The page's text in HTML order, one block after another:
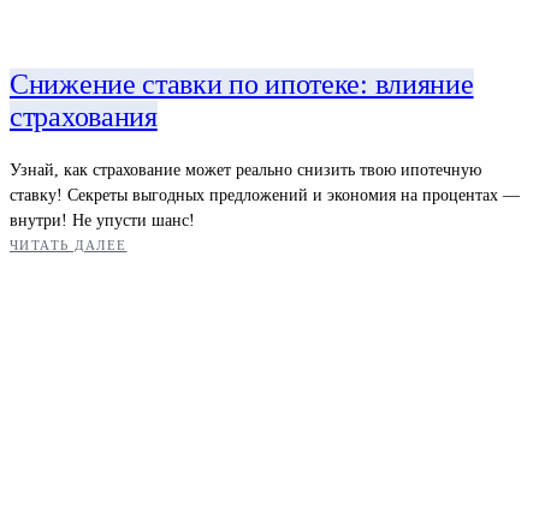
Снижение ставки по ипотеке: влияние
страхования
Узнай, как страхование может реально снизить твою ипотечную
ставку! Секреты выгодных предложений и экономия на процентах —
внутри! Не упусти шанс!
ЧИТАТЬ ДАЛЕЕ